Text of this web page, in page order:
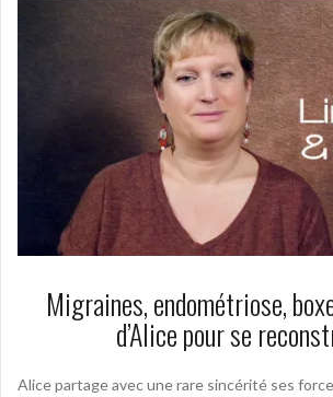
Migraines, endométriose,
d’Alice pour se
Alice partage avec une rare sincérité ses